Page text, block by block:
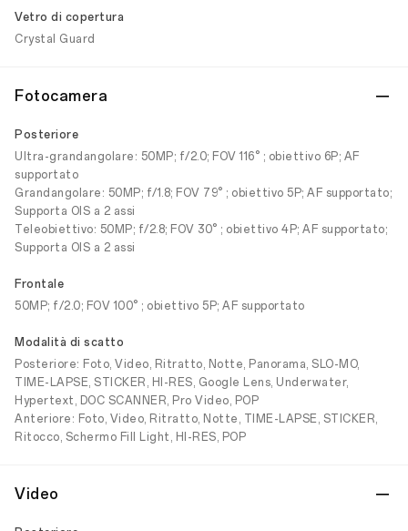
Vetro di copertura
Crystal Guard
Fotocamera
Posteriore
Ultra-grandangolare: 50MP; f/2.0; FOV 116° ; obiettivo 6P; AF
supportato
Grandangolare: 50MP; f/1.8; FOV 79° ; obiettivo 5P; AF supportato;
Supporta OIS a 2 assi
Teleobiettivo: 50MP; f/2.8; FOV 30° ; obiettivo 4P; AF supportato;
Supporta OIS a 2 assi
Frontale
50MP; f/2.0; FOV 100° ; obiettivo 5P; AF supportato
Modalità di scatto
Posteriore: Foto, Video, Ritratto, Notte, Panorama, SLO-MO,
TIME-LAPSE, STICKER, HI-RES, Google Lens, Underwater,
Hypertext, DOC SCANNER, Pro Video, POP
Anteriore: Foto, Video, Ritratto, Notte, TIME-LAPSE, STICKER,
Ritocco, Schermo Fill Light, HI-RES, POP
Video